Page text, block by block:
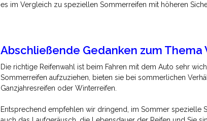
es im Vergleich zu speziellen Sommerreifen mit höheren
Abschließende Gedanken zum
Die richtige Reifenwahl ist beim Fahren mit dem Auto sehr
Sommerreifen aufzuziehen, bieten sie bei sommerlichen
Ganzjahresreifen oder Winterreifen.
Entsprechend empfehlen wir dringend, im Sommer spezielle